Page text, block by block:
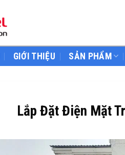
GIỚI THIỆU SẢN PHẨM
Lắp Đặt Điện Mặt